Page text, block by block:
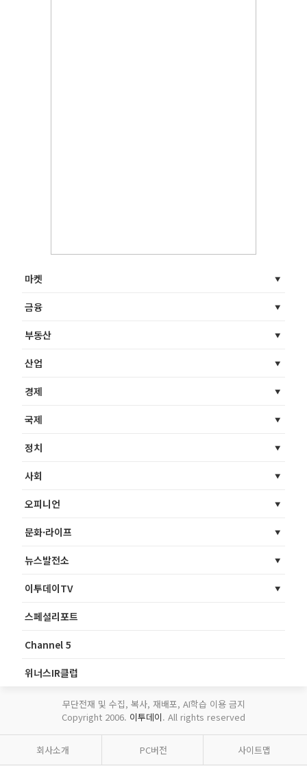
마켓
금융
부동산
산업
경제
국제
정치
사회
오피니언
문화·라이프
뉴스발전소
이투데이TV
스페셜리포트
Channel 5
위너스IR클럽
무단전재 및 수집, 복사, 재배포, AI학습 이용 금지
Copyright 2006. 이투데이. All rights reserved
회사소개 PC버전 사이트맵